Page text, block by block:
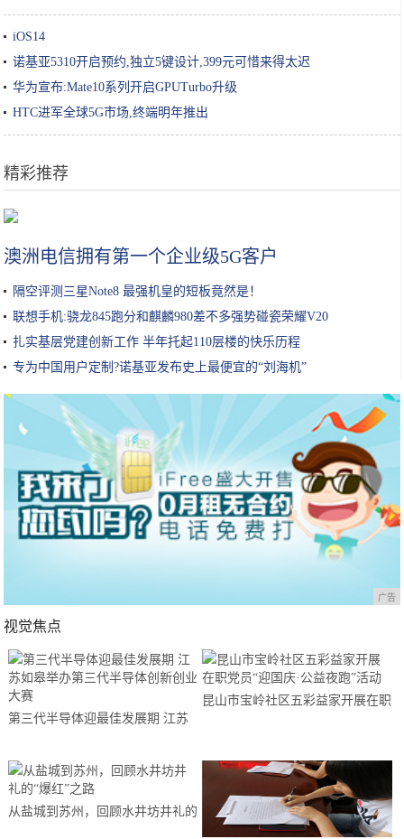
iOS14
诺基亚5310开启预约,独立5键设计,399元可惜来得太迟
华为宣布:Mate10系列开启GPUTurbo升级
HTC进军全球5G市场,终端明年推出
精彩推荐
澳洲电信拥有第一个企业级5G客户
隔空评测三星Note8 最强机皇的短板竟然是！
联想手机:骁龙845跑分和麒麟980差不多强势碰瓷荣耀V20
扎实基层党建创新工作 半年托起110层楼的快乐历程
专为中国用户定制?诺基亚发布史上最便宜的“刘海机”
广告
视觉焦点
第三代半导体迎最佳发展期 江苏
赛
昆山市宝岭社区五彩益家开展在职
从盐城到苏州，回顾水井坊井礼的